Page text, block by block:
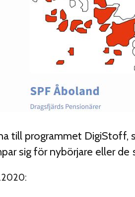
till programmet
sig för nybörjare eller de